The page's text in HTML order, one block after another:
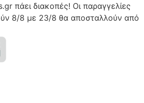
πάει διακοπές! Οι παραγγελίες
8/8 με 23/8 θα αποσταλλούν από